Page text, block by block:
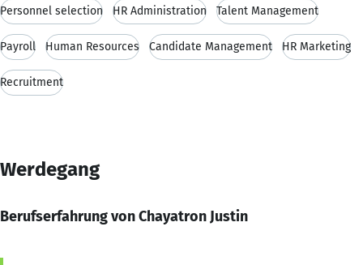
Personnel selection HR Administration Talent Management
Payroll Human Resources Candidate Management HR Marketing
Recruitment
Werdegang
Berufserfahrung von Chayatron Justin